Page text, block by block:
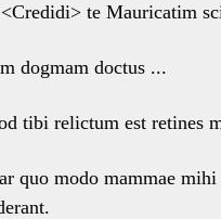
te Mauricatim
dogmam doctus ...
tibi relictum est retines
quo modo mammae mihi